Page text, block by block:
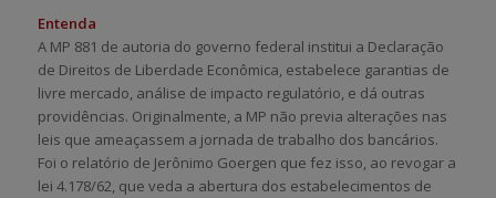
Entenda
A MP 881 de autoria do governo federal institui a Declaração
de Direitos de Liberdade Econômica, estabelece garantias de
livre mercado, análise de impacto regulatório, e dá outras
providências. Originalmente, a MP não previa alterações nas
leis que ameaçassem a jornada de trabalho dos bancários.
Foi o relatório de Jerônimo Goergen que fez isso, ao revogar a
lei 4.178/62, que veda a abertura dos estabelecimentos de